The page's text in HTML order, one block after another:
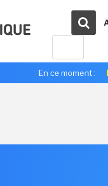
En ce moment :